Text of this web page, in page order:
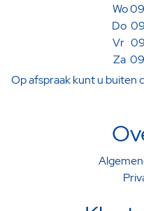
Wo
Do
Vr
Za
Op afspraak kunt u buiten